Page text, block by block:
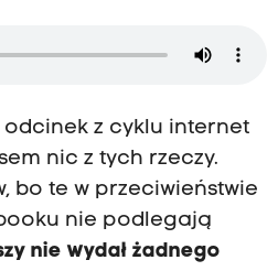
z cyklu internet
nic z tych rzeczy.
bo te w przeciwieństwie
nie podlegają
nie wydał żadnego